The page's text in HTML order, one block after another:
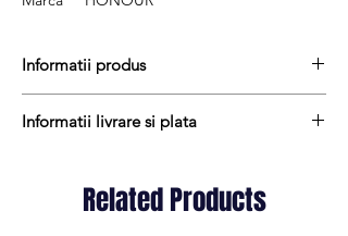
Informatii produs
livrare
Cod produs : 10-16.5
Stocul si pretul afisat nu se actualizeaza in
Informatii livrare si plata
expediate in termen de 1 - 2 zile lucratoare
iar termenul de livrare pentru produsele
Related Products